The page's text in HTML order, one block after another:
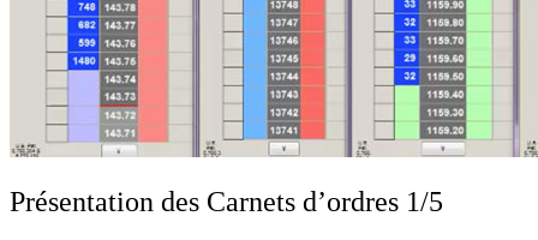
Présentation des Carnets d’ordres 1/5